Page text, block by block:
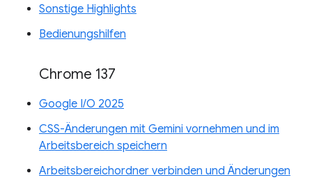
Sonstige Highlights
Bedienungshilfen
Chrome 137
Google I/O 2025
CSS-Änderungen mit Gemini vornehmen und im
Arbeitsbereich speichern
Arbeitsbereichordner verbinden und Änderungen